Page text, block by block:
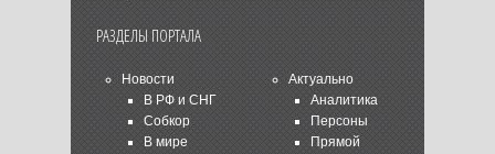
РАЗДЕЛЫ ПОРТАЛА
Новости
В РФ и СНГ
Собкор
В мире
Актуально
Аналитика
Персоны
Прямой